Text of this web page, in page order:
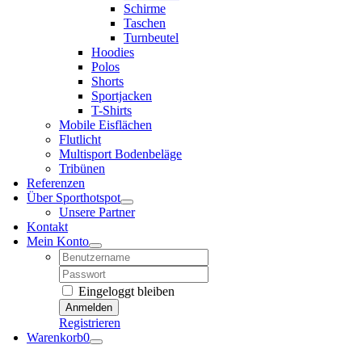
Schirme
Taschen
Turnbeutel
Hoodies
Polos
Shorts
Sportjacken
T-Shirts
Mobile Eisflächen
Flutlicht
Multisport Bodenbeläge
Tribünen
Referenzen
Über Sporthotspot
Unsere Partner
Kontakt
Mein Konto
Username:
Password:
Eingeloggt bleiben
Registrieren
Warenkorb0